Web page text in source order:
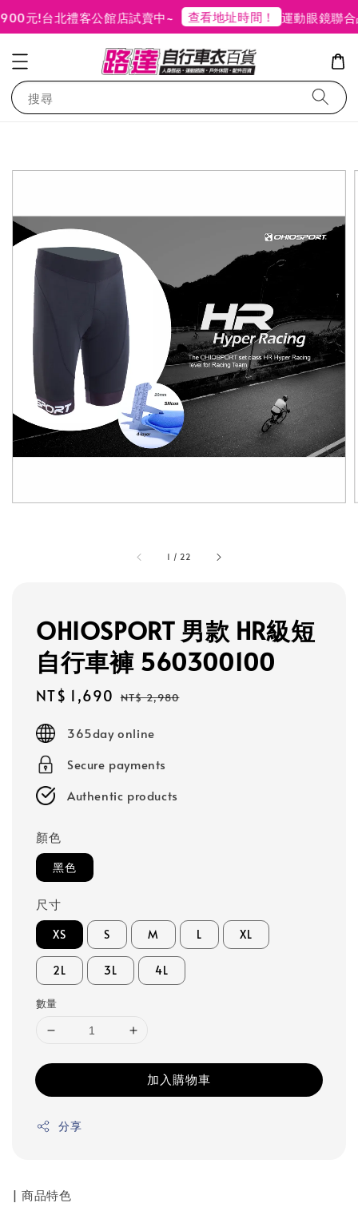
元!台北禮客公館店試賣中~ 查看地址時間！ 運動眼鏡聯合
搜尋
1 / 22
OHIOSPORT 男款 HR級短
自行車褲 560300100
Sale
NT$ 1,690 Regular
NT$ 2,980
365day online
Secure payments
Authentic products
顏色
黑色
尺寸
XS S M L XL
2L 3L 4L
數量
加入購物車
分享
| 商品特色